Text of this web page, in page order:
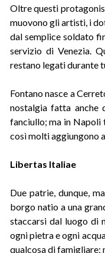
Oltre questi
muovono gli artisti, i
dal semplice soldato
servizio di Venezia.
restano legati durante
Fontano nasce a
nostalgia fatta anche
fanciullo; ma in Napoli
così molti aggiungono
Libertas Italiae
Due patrie, dunque,
borgo natio a una
staccarsi dal luogo di
ogni pietra e ogni
qualcosa di famigliare;